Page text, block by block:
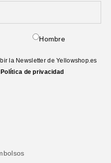
Hombre
la Newsletter de Yellowshop.es
Política de privacidad